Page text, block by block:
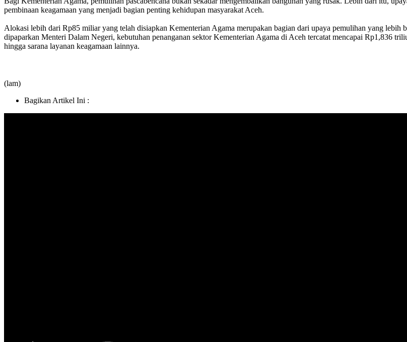
pembinaan keagamaan yang menjadi bagian penting kehidupan masyarakat Aceh.
Alokasi lebih dari Rp85 miliar yang telah disiapkan Kementerian Agama merupakan bagian dari upaya pemulihan yang lebih
dipaparkan Menteri Dalam Negeri, kebutuhan penanganan sektor Kementerian Agama di Aceh tercatat mencapai Rp1,836
hingga sarana layanan keagamaan lainnya.
(lam)
Bagikan Artikel Ini :